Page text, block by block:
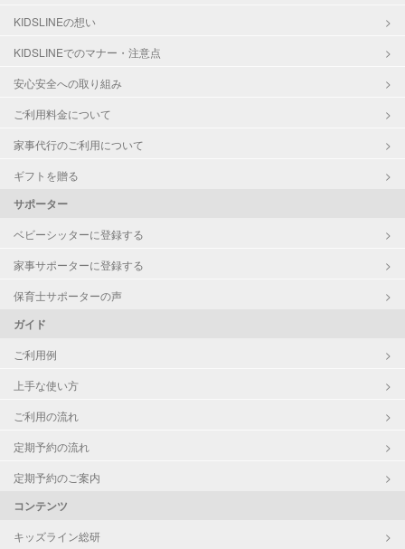
KIDSLINEの想い
KIDSLINEでのマナー・注意点
安心安全への取り組み
ご利用料金について
家事代行のご利用について
ギフトを贈る
サポーター
ベビーシッターに登録する
家事サポーターに登録する
保育士サポーターの声
ガイド
ご利用例
上手な使い方
ご利用の流れ
定期予約の流れ
定期予約のご案内
コンテンツ
キッズライン総研